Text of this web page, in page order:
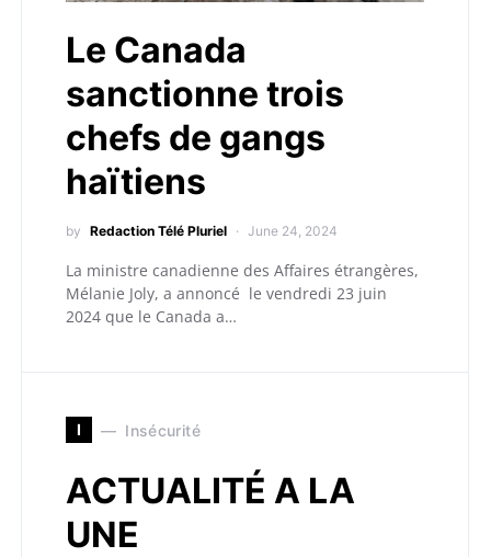
Le Canada
sanctionne trois
chefs de gangs
haïtiens
by Redaction Télé Pluriel June 24, 2024
La ministre canadienne des Affaires étrangères,
Mélanie Joly, a annoncé le vendredi 23 juin
2024 que le Canada a…
I Insécurité
ACTUALITÉ A LA
UNE